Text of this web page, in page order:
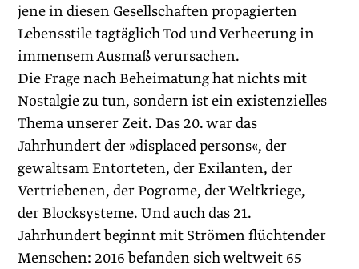
jene in diesen Gesellschaften propagierten
Lebensstile tagtäglich Tod und Verheerung in
immensem Ausmaß verursachen.
Die Frage nach Beheimatung hat nichts mit
Nostalgie zu tun, sondern ist ein existenzielles
Thema unserer Zeit. Das 20. war das
Jahrhundert der »displaced persons«, der
gewaltsam Entorteten, der Exilanten, der
Vertriebenen, der Pogrome, der Weltkriege,
der Blocksysteme. Und auch das 21.
Jahrhundert beginnt mit Strömen flüchtender
Menschen: 2016 befanden sich weltweit 65